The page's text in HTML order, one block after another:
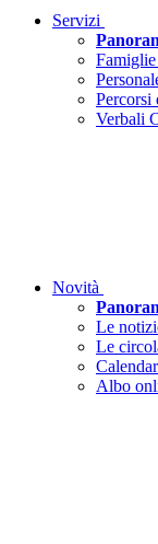
Servizi
Famiglie
Percorsi
Verbali
Novità
Le
Le
Albo